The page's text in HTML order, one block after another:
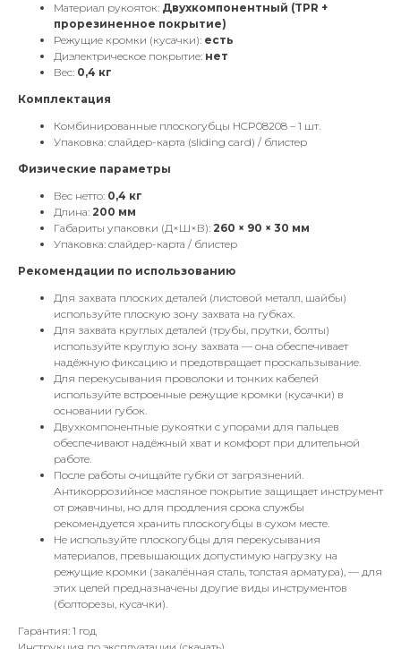
Материал рукояток: Двухкомпонентный (TPR +
прорезиненное покрытие)
Режущие кромки (кусачки): есть
Диэлектрическое покрытие: нет
Вес: 0,4 кг
Комплектация
Комбинированные плоскогубцы HCP08208 – 1 шт.
Упаковка: слайдер-карта (sliding card) / блистер
Физические параметры
Вес нетто: 0,4 кг
Длина: 200 мм
Габариты упаковки (Д×Ш×В): 260 × 90 × 30 мм
Упаковка: слайдер-карта / блистер
Рекомендации по использованию
Для захвата плоских деталей (листовой металл, шайбы)
используйте плоскую зону захвата на губках.
Для захвата круглых деталей (трубы, прутки, болты)
используйте круглую зону захвата — она обеспечивает
надёжную фиксацию и предотвращает проскальзывание.
Для перекусывания проволоки и тонких кабелей
используйте встроенные режущие кромки (кусачки) в
основании губок.
Двухкомпонентные рукоятки с упорами для пальцев
обеспечивают надёжный хват и комфорт при длительной
работе.
После работы очищайте губки от загрязнений.
Антикоррозийное масляное покрытие защищает инструмент
от ржавчины, но для продления срока службы
рекомендуется хранить плоскогубцы в сухом месте.
Не используйте плоскогубцы для перекусывания
материалов, превышающих допустимую нагрузку на
режущие кромки (закалённая сталь, толстая арматура), — для
этих целей предназначены другие виды инструментов
(болторезы, кусачки).
Гарантия: 1 год